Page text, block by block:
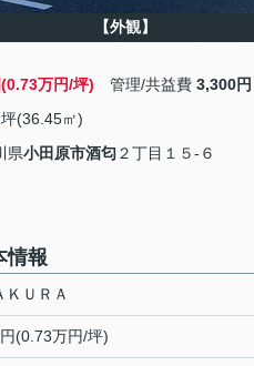
【外観】
万円/坪) 管理/共益費 3,300円
(36.45㎡)
県小田原市酒匂 ２丁目１５-６
情報
ＫＵＲＡ
(0.73万円/坪)